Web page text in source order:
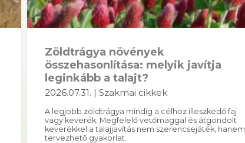
Zöldtrágya növények
összehasonlítása: melyik javítja
leginkább a talajt?
2026.07.31. | Szakmai cikkek
A legjobb zöldtrágya mindig a célhoz illeszkedő faj
vagy keverék. Megfelelő vetőmaggal és átgondolt
keverékkel a talajjavítás nem szerencsejáték, hanem
tervezhető gyakorlat.